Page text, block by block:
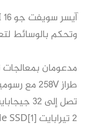
وتحكم بالوسائط